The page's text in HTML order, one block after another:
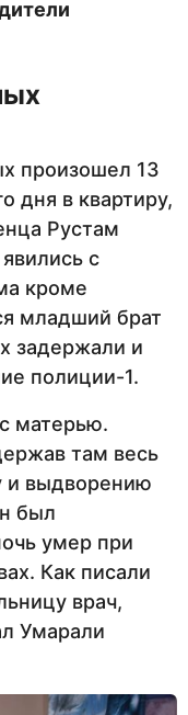
произошел 13
дня в квартиру,
Рустам
с
кроме
младший брат
задержали и
полиции-1.
матерью.
там весь
и выдворению
был
умер при
Как писали
врач,
Умарали